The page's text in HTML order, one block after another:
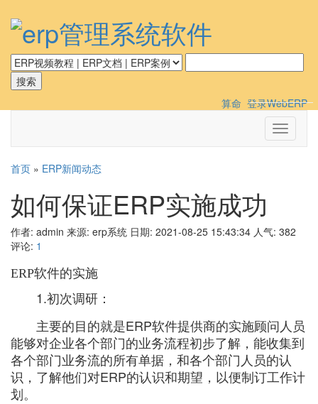
算命 登录WebERP
切
换
首页 » ERP新闻动态
如何保证ERP实施成功
作者: admin 来源: erp系统 日期: 2021-08-25 15:43:34 人气: 382
评论: 1
ERP软件的实施
1.初次调研：
主要的目的就是ERP软件提供商的实施顾问人员
能够对企业各个部门的业务流程初步了解，能收集到
各个部门业务流的所有单据，和各个部门人员的认
识，了解他们对ERP的认识和期望，以便制订工作计
划。